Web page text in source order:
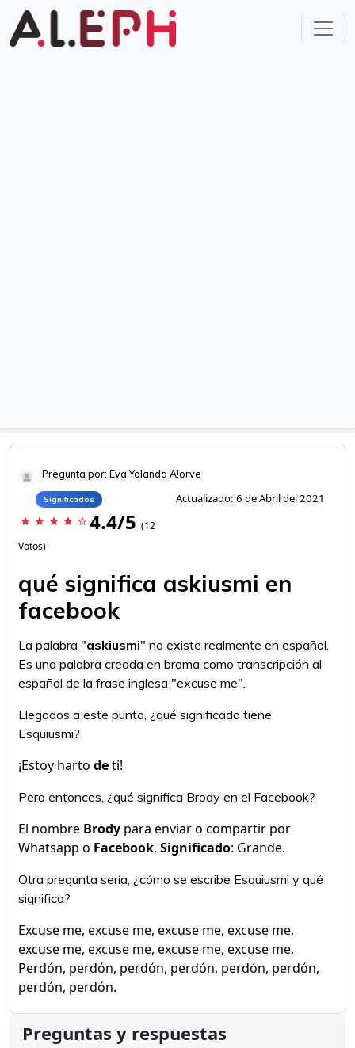
Pregunta por: Eva Yolanda A!orve
Significados Actualizado: 6 de Abril del 2021
star star star star star_border 4.4/5 (12
Votos)
qué significa askiusmi en
facebook
La palabra "askiusmi" no existe realmente en español.
Es una palabra creada en broma como transcripción al
español de la frase inglesa "excuse me".
Llegados a este punto, ¿qué significado tiene
Esquiusmi?
¡Estoy harto deti!
Pero entonces, ¿qué significa Brody en el Facebook?
El nombre Brody para enviar o compartir por
Whatsapp o Facebook. Significado: Grande.
Otra pregunta sería, ¿cómo se escribe Esquiusmi y qué
significa?
Excuse me, excuse me, excuse me, excuse me,
excuse me, excuse me, excuse me, excuse me.
Perdón, perdón, perdón, perdón, perdón, perdón,
perdón, perdón.
Preguntas y respuestas